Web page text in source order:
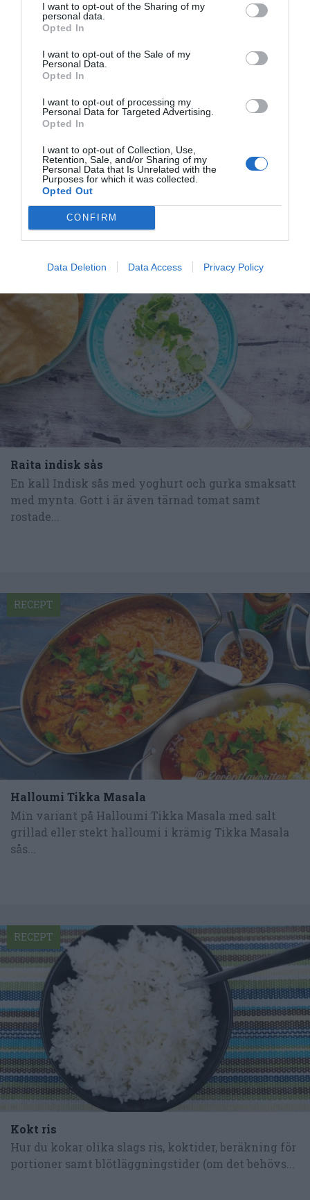
I want to opt-out of the Sharing of my
personal data.
Opted In
I want to opt-out of the Sale of my
Personal Data.
Opted In
I want to opt-out of processing my
Personal Data for Targeted Advertising.
Opted In
I want to opt-out of Collection, Use,
Retention, Sale, and/or Sharing of my
Personal Data that Is Unrelated with the
Purposes for which it was collected.
Opted Out
CONFIRM
Data Deletion Data Access Privacy Policy
Jag är matskribent samt kock
Måltidsvetenskap från
restauranghögskolan i Grythyttan. På denna sida
smaker - noviser som hemmakockar. Alla recept
har jag provlagat, skrivit och fotat så att du ska
kunna laga dem med bästa resultat hemma. Läs mer
om mig.
Tillbehör och liknande:
Raita indisk sås
En kall Indisk sås med yoghurt och gurka smaksatt
med mynta. Gott i är även tärnad tomat samt
rostade...
RECEPT
Halloumi Tikka Masala
Min variant på Halloumi Tikka Masala med salt
grillad eller stekt halloumi i krämig Tikka Masala
sås...
RECEPT
Kokt ris
Hur du kokar olika slags ris, koktider, beräkning för
portioner samt blötläggningstider (om det behövs...
RECEPT